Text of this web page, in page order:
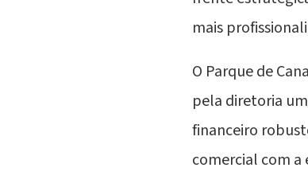
mais
O Parque de
pela diretoria
financeiro
comercial com a